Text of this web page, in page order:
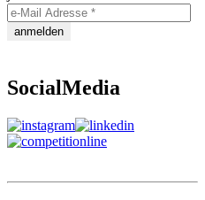
SocialMedia